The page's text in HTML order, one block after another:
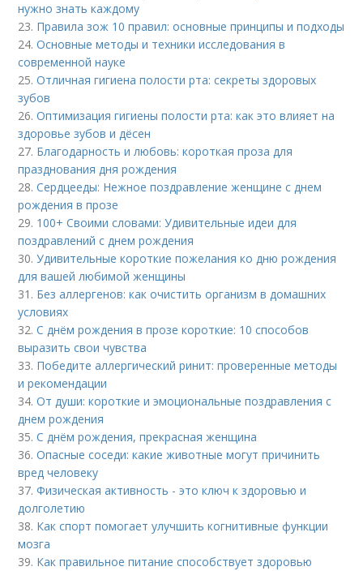
нужно знать каждому
23. Правила зож 10 правил: основные принципы и подходы
24.Основные методы и техники исследования в
современной науке
25.Отличная гигиена полости рта: секреты здоровых
зубов
26.Оптимизация гигиены полости рта: как это влияет на
здоровье зубов и дёсен
27. Благодарность и любовь: короткая проза для
празднования дня рождения
28.Сердцееды: Нежное поздравление женщине с днем
рождения в прозе
29. 100+ Своими словами: Удивительные идеи для
поздравлений с днем рождения
30.Удивительные короткие пожелания ко дню рождения
для вашей любимой женщины
31. Без аллергенов: как очистить организм в домашних
условиях
32.С днём рождения в прозе короткие: 10 способов
выразить свои чувства
33. Победите аллергический ринит: проверенные методы
и рекомендации
34.От души: короткие и эмоциональные поздравления с
днем рождения
35.С днём рождения, прекрасная женщина
36.Опасные соседи: какие животные могут причинить
вред человеку
37.Физическая активность - это ключ к здоровью и
долголетию
38. Как спорт помогает улучшить когнитивные функции
мозга
39. Как правильное питание способствует здоровью